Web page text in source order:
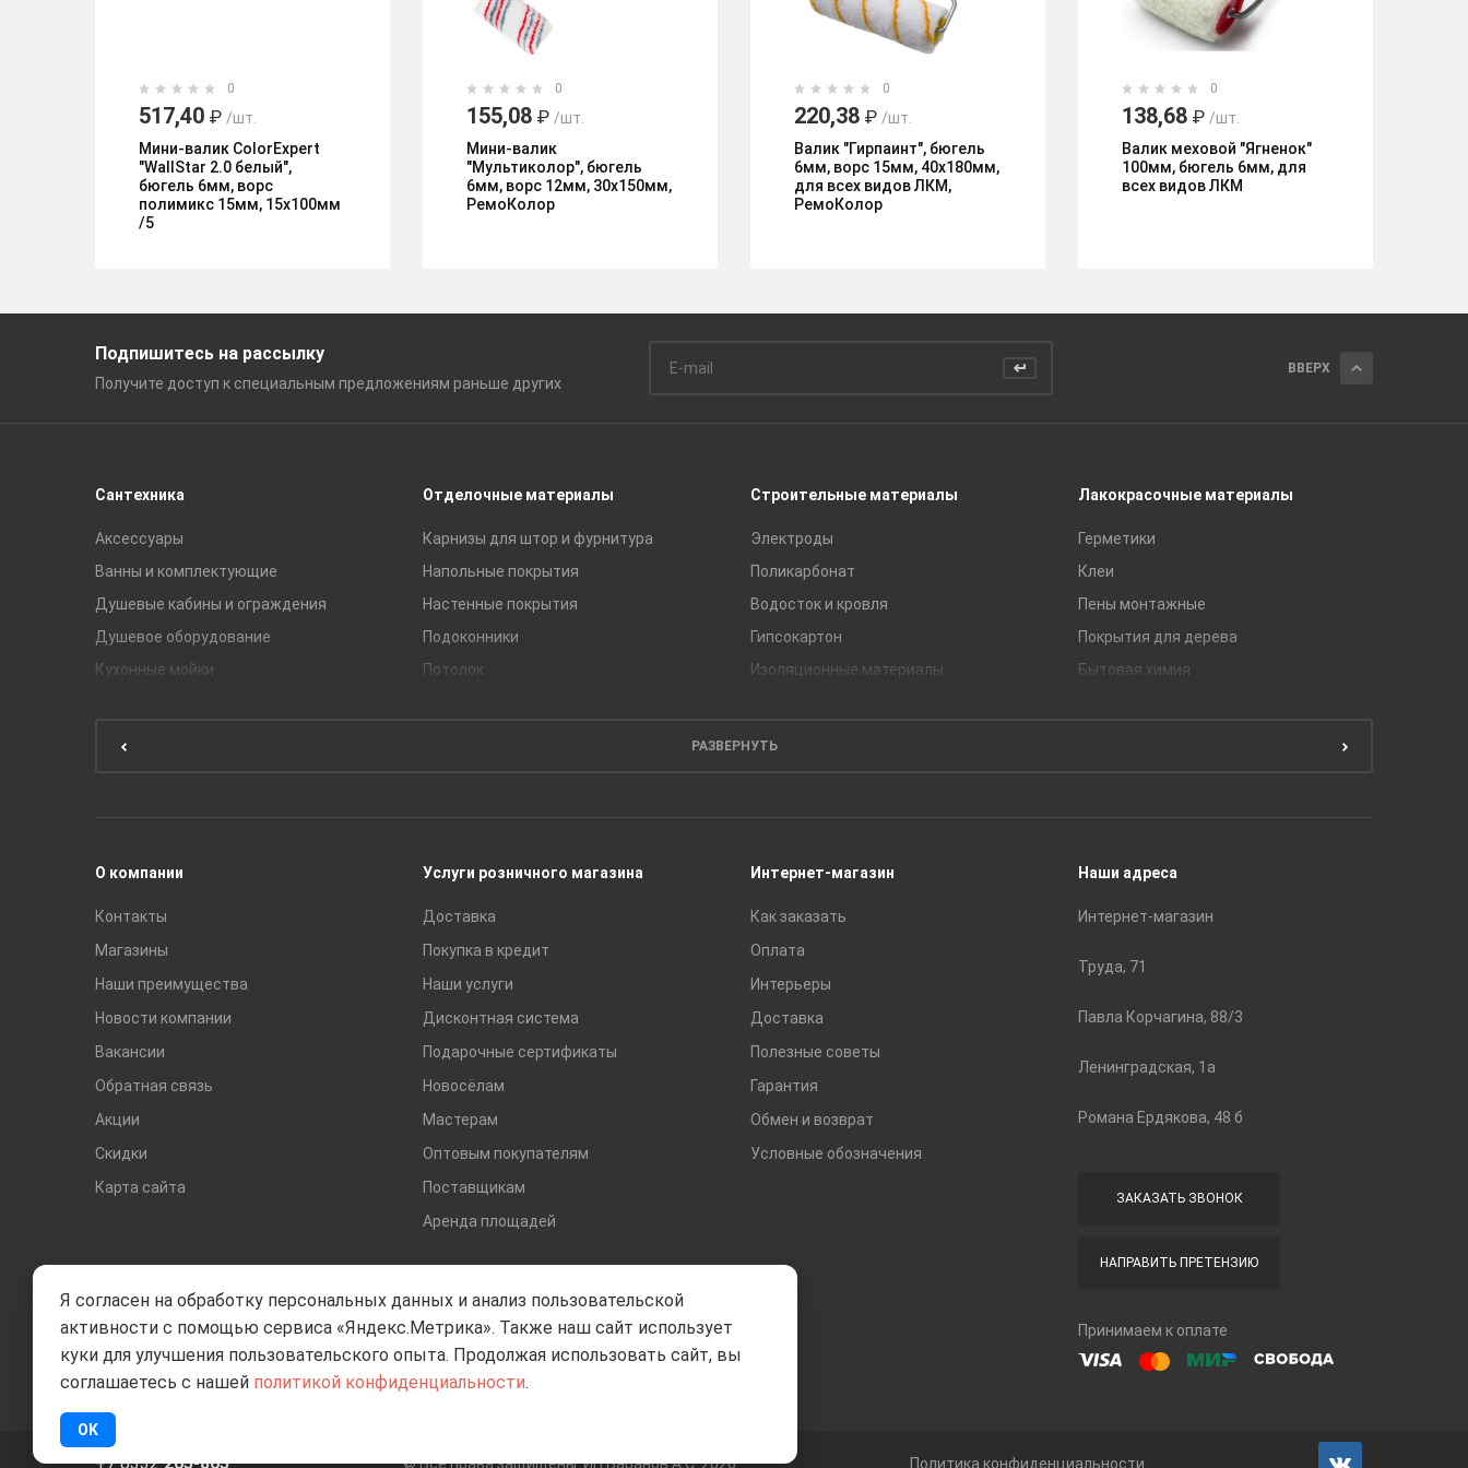
0
517,40 ₽ /шт.
Мини-валик ColorExpert
"WallStar 2.0 белый",
бюгель 6мм, ворс
полимикс 15мм, 15х100мм
/5
0
155,08 ₽ /шт.
Мини-валик
"Мультиколор", бюгель
6мм, ворс 12мм, 30х150мм,
РемоКолор
0
220,38 ₽ /шт.
Валик "Гирпаинт", бюгель
6мм, ворс 15мм, 40х180мм,
для всех видов ЛКМ,
РемоКолор
0
138,68 ₽ /шт.
Валик меховой "Ягненок"
100мм, бюгель 6мм, для
всех видов ЛКМ
Подпишитесь на рассылку
Получите доступ к специальным предложениям раньше других
ВВЕРХ
Сантехника
Аксессуары
Ванны и комплектующие
Душевые кабины и ограждения
Душевое оборудование
Кухонные мойки
Отделочные материалы
Карнизы для штор и фурнитура
Напольные покрытия
Настенные покрытия
Подоконники
Потолок
Строительные материалы
Электроды
Поликарбонат
Водосток и кровля
Гипсокартон
Изоляционные материалы
Сухие смеси
Лакокрасочные материалы
Герметики
Клеи
Пены монтажные
Покрытия для дерева
Бытовая химия
РАЗВЕРНУТЬ
О компании
Контакты
Магазины
Наши преимущества
Новости компании
Вакансии
Обратная связь
Акции
Скидки
Карта сайта
Услуги розничного магазина
Доставка
Покупка в кредит
Наши услуги
Дисконтная система
Подарочные сертификаты
Новосёлам
Мастерам
Оптовым покупателям
Поставщикам
Аренда площадей
Интернет-магазин
Как заказать
Оплата
Интерьеры
Доставка
Полезные советы
Гарантия
Обмен и возврат
Условные обозначения
Наши адреса
Интернет-магазин
Труда, 71
Павла Корчагина, 88/3
Ленинградская, 1а
Романа Ердякова, 48 б
ЗАКАЗАТЬ ЗВОНОК
НАПРАВИТЬ ПРЕТЕНЗИЮ
Принимаем к оплате
+7 8332205-805 © Все права защищеныИП Баранов А.С. 2026 Политика конфиденциальности
Я согласен на обработку персональных данных и анализ пользовательской
активности с помощью сервиса «Яндекс.Метрика». Также наш сайт использует
куки для улучшения пользовательского опыта. Продолжая использовать сайт, вы
соглашаетесь с нашей политикой конфиденциальности.
OK